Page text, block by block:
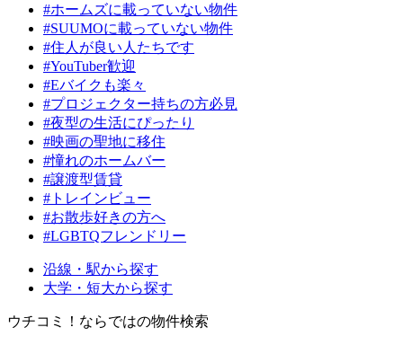
#ホームズに載っていない物件
#SUUMOに載っていない物件
#住人が良い人たちです
#YouTuber歓迎
#Eバイクも楽々
#プロジェクター持ちの方必見
#夜型の生活にぴったり
#映画の聖地に移住
#憧れのホームバー
#譲渡型賃貸
#トレインビュー
#お散歩好きの方へ
#LGBTQフレンドリー
沿線・駅から探す
大学・短大から探す
ウチコミ！ならではの物件検索